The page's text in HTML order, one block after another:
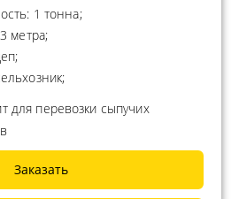
1 тонна;
метра;
для перевозки сыпучих
Заказать